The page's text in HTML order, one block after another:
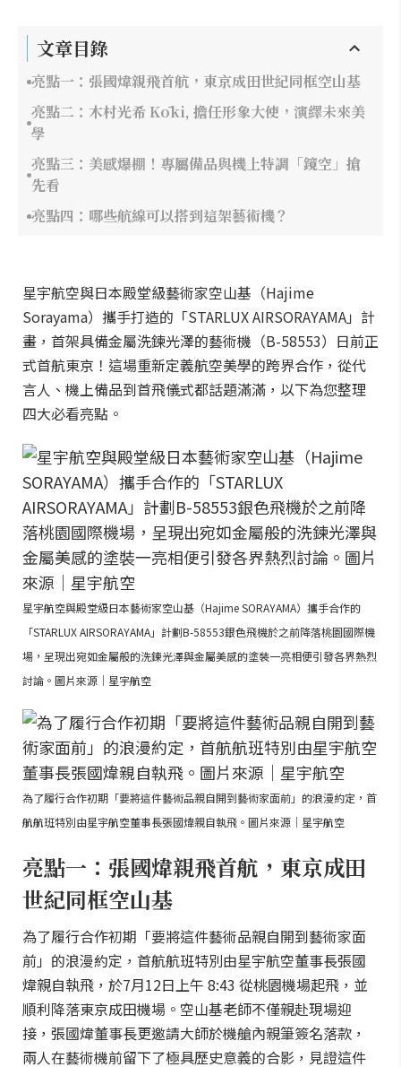
文章目錄
亮點一：張國煒親飛首航，東京成田世紀同框空山基
亮點二：木村光希 Kōki, 擔任形象大使，演繹未來美
學
亮點三：美感爆棚！專屬備品與機上特調「鏡空」搶
先看
亮點四：哪些航線可以搭到這架藝術機？
星宇航空與日本殿堂級藝術家空山基（Hajime
Sorayama）攜手打造的「STARLUX AIRSORAYAMA」計
畫，首架具備金屬洗鍊光澤的藝術機（B-58553）日前正
式首航東京！這場重新定義航空美學的跨界合作，從代
言人、機上備品到首飛儀式都話題滿滿，以下為您整理
四大必看亮點。
星宇航空與殿堂級日本藝術家空山基（Hajime SORAYAMA）攜手合作的
「STARLUX AIRSORAYAMA」計劃B-58553銀色飛機於之前降落桃園國際機
場，呈現出宛如金屬般的洗鍊光澤與金屬美感的塗裝一亮相便引發各界熱烈
討論。圖片來源｜星宇航空
為了履行合作初期「要將這件藝術品親自開到藝術家面前」的浪漫約定，首
航航班特別由星宇航空董事長張國煒親自執飛。圖片來源｜星宇航空
亮點一：張國煒親飛首航，東京成田
世紀同框空山基
為了履行合作初期「要將這件藝術品親自開到藝術家面
前」的浪漫約定，首航航班特別由星宇航空董事長張國
煒親自執飛，於7月12日上午 8:43 從桃園機場起飛，並
順利降落東京成田機場。空山基老師不僅親赴現場迎
接，張國煒董事長更邀請大師於機艙內親筆簽名落款，
兩人在藝術機前留下了極具歷史意義的合影，見證這件